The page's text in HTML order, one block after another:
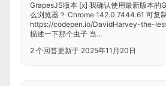
GrapesJS版本 [x] 我确认使用最新版本的
么浏览器？ Chrome 142.0.7444.61 可复
https://codepen.io/DavidHarvey-the-
描述一下那个虫子 当...
2 个回答更新于 2025年11月20日